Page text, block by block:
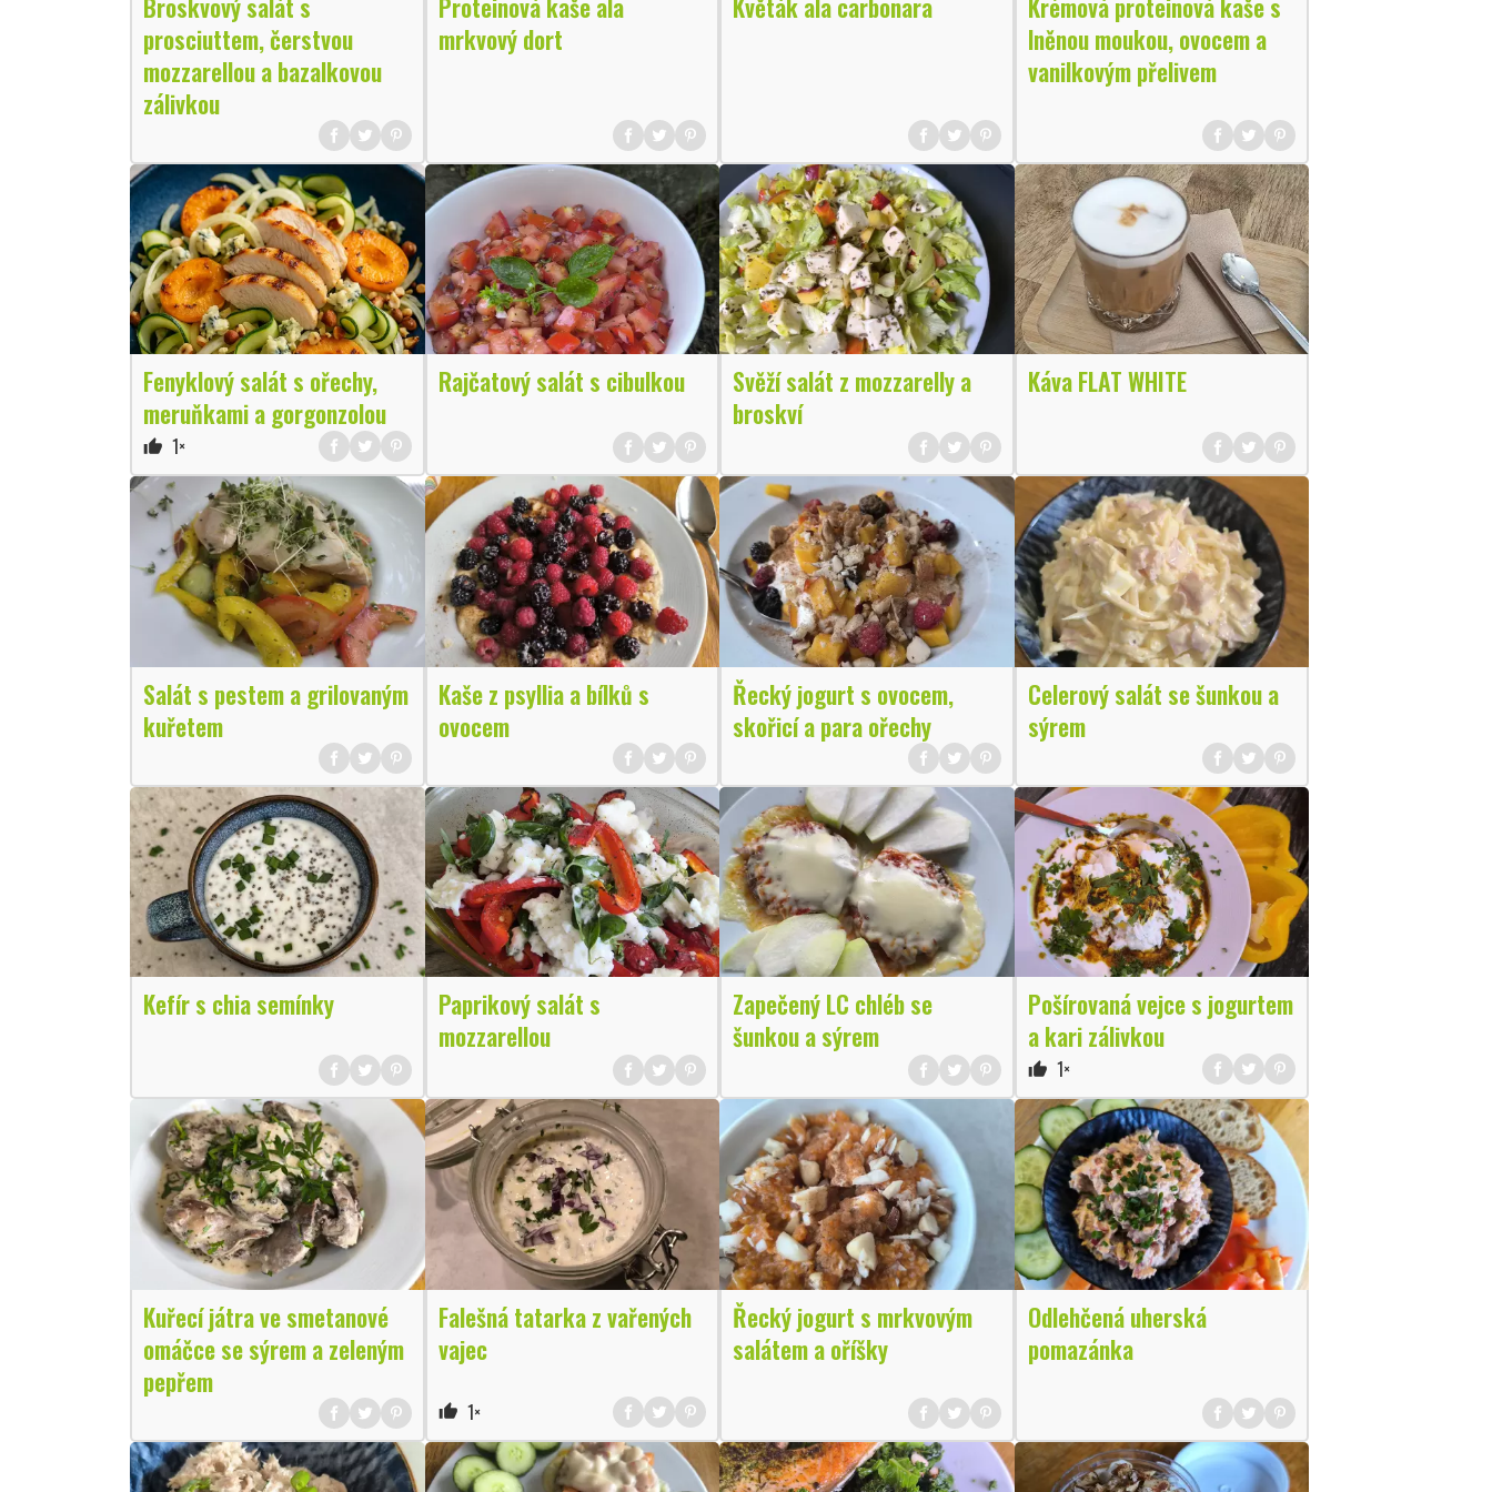
prosciuttem, čerstvou
mozzarellou a bazalkovou
zálivkou
mrkvový dort
lněnou moukou, ovocem a
vanilkovým přelivem
Fenyklový salát s ořechy,
meruňkami a gorgonzolou
thumb_up 1×
Rajčatový salát s cibulkou
Svěží salát z mozzarelly a
broskví
Káva FLAT WHITE
Salát s pestem a grilovaným
kuřetem
Kaše z psyllia a bílků s
ovocem
Řecký jogurt s ovocem,
skořicí a para ořechy
Celerový salát se šunkou a
sýrem
Kefír s chia semínky
Paprikový salát s
mozzarellou
Zapečený LC chléb se
šunkou a sýrem
Pošírovaná vejce s jogurtem
a kari zálivkou
thumb_up 1×
Kuřecí játra ve smetanové
omáčce se sýrem a zeleným
pepřem
Falešná tatarka z vařených
vajec
thumb_up 1×
Řecký jogurt s mrkvovým
salátem a oříšky
Odlehčená uherská
pomazánka